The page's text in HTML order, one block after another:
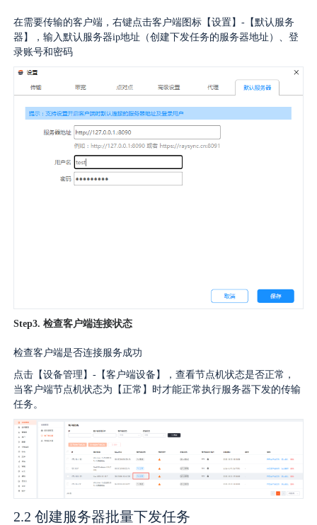
基因行业
汽车行业
生产制造业
IT互联网行业
影视制作业
在需要传输的客户端，右键点击客户端图标【设置】-【默认服务
器】，输入默认服务器ip地址（创建下发任务的服务器地址）、登
录账号和密码
Step3. 检查客户端连接状态
检查客户端是否连接服务成功
点击【设备管理】-【客户端设备】，查看节点机状态是否正常，
当客户端节点机状态为【正常】时才能正常执行服务器下发的传输
任务。
2.2 创建服务器批量下发任务